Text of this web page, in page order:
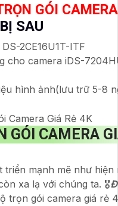
GÓI
SAU
2CE16U1T-ITF
cho camera iDS-
hình ảnh(lưu trữ 5-8
GÓI CAMERA
mạnh mẽ như hiện
xa lạ với chúng ta. 🎖️
trọn gói camera giá rẻ